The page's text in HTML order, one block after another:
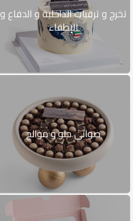
تخرج و ترقيات الداخلية و الدفاع و
الإطفاء
صواني حلو و موالح